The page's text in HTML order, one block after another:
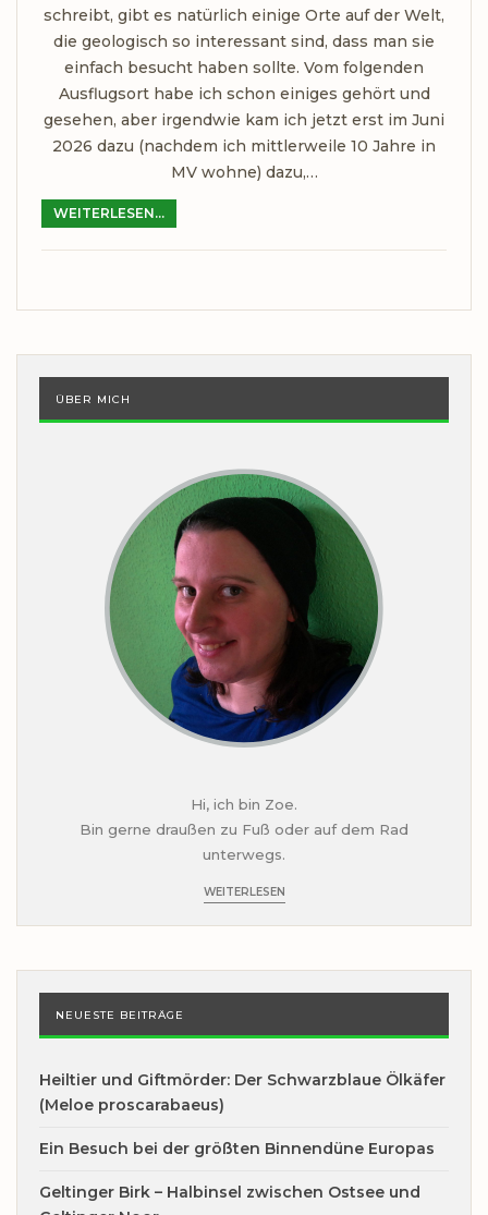
schreibt, gibt es natürlich einige Orte auf der Welt,
die geologisch so interessant sind, dass man sie
einfach besucht haben sollte. Vom folgenden
Ausflugsort habe ich schon einiges gehört und
gesehen, aber irgendwie kam ich jetzt erst im Juni
2026 dazu (nachdem ich mittlerweile 10 Jahre in
MV wohne) dazu,…
WEITERLESEN...
ÜBER MICH
Hi, ich bin Zoe.
Bin gerne draußen zu Fuß oder auf dem Rad
unterwegs.
WEITERLESEN
NEUESTE BEITRÄGE
Heiltier und Giftmörder: Der Schwarzblaue Ölkäfer
(Meloe proscarabaeus)
Ein Besuch bei der größten Binnendüne Europas
Geltinger Birk – Halbinsel zwischen Ostsee und